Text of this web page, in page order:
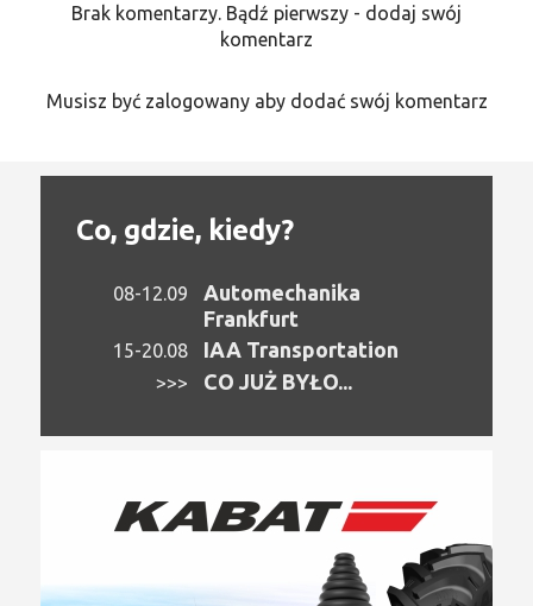
Brak komentarzy. Bądź pierwszy - dodaj swój
komentarz
Musisz być zalogowany aby dodać swój komentarz
Co, gdzie, kiedy?
08-12.09
Automechanika
Frankfurt
15-20.08 IAA Transportation
>>> CO JUŻ BYŁO...